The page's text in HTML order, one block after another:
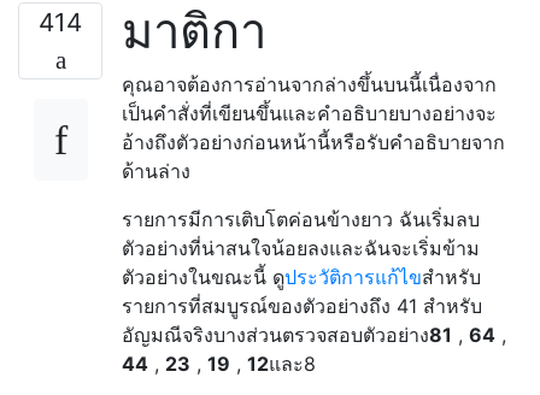
414 มาติกา
คุณอาจต้องการอ่านจากล่างขึ้นบนนี้เนื่องจาก
เป็นคำสั่งที่เขียนขึ้นและคำอธิบายบางอย่างจะ
อ้างถึงตัวอย่างก่อนหน้านี้หรือรับคำอธิบายจาก
ด้านล่าง
รายการมีการเติบโตค่อนข้างยาว ฉันเริ่มลบ
ตัวอย่างที่น่าสนใจน้อยลงและฉันจะเริ่มข้าม
ตัวอย่างในขณะนี้ ดูประวัติการแก้ไขสำหรับ
รายการที่สมบูรณ์ของตัวอย่างถึง 41 สำหรับ
อัญมณีจริงบางส่วนตรวจสอบตัวอย่าง81 , 64 ,
44 , 23 , 19 , 12และ8